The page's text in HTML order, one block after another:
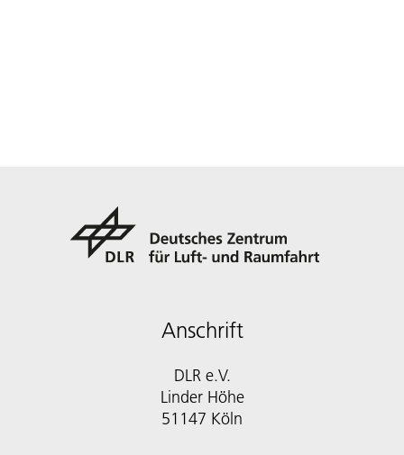
Anschrift
DLR e.V.
Linder Höhe
51147 Köln